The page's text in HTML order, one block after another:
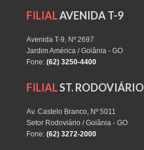
FILIALAVENIDA T-9
Avenida T-9, Nº 2697
Jardim América / Goiânia - GO
Fone: (62) 3250-4400
FILIALST. RODOVIÁRIO
Av. Castelo Branco, Nº 5011
Setor Rodoviário / Goiânia - GO
Fone: (62) 3272-2000